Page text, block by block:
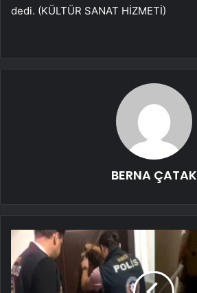
dedi. (KÜLTÜR SANAT HİZMETİ)
BERNA ÇATAK